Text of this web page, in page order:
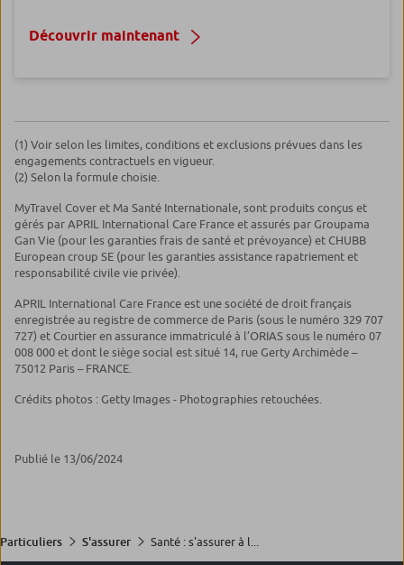
Découvrir maintenant
(1) Voir selon les limites, conditions et exclusions prévues dans les
engagements contractuels en vigueur.
(2) Selon la formule choisie.
MyTravel Cover et Ma Santé Internationale, sont produits conçus et
gérés par APRIL International Care France et assurés par Groupama
Gan Vie (pour les garanties frais de santé et prévoyance) et CHUBB
European croup SE (pour les garanties assistance rapatriement et
responsabilité civile vie privée).
APRIL International Care France est une société de droit français
enregistrée au registre de commerce de Paris (sous le numéro 329 707
727) et Courtier en assurance immatriculé à l’ORIAS sous le numéro 07
008 000 et dont le siège social est situé 14, rue Gerty Archimède –
75012 Paris – FRANCE.
Crédits photos : Getty Images - Photographies retouchées.
Publié le 13/06/2024
Particuliers S'assurer Santé : s'assurer à l...